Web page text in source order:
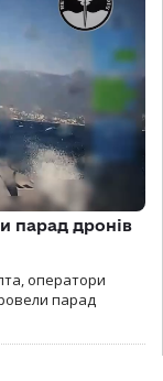
парад дронів
оператори
парад